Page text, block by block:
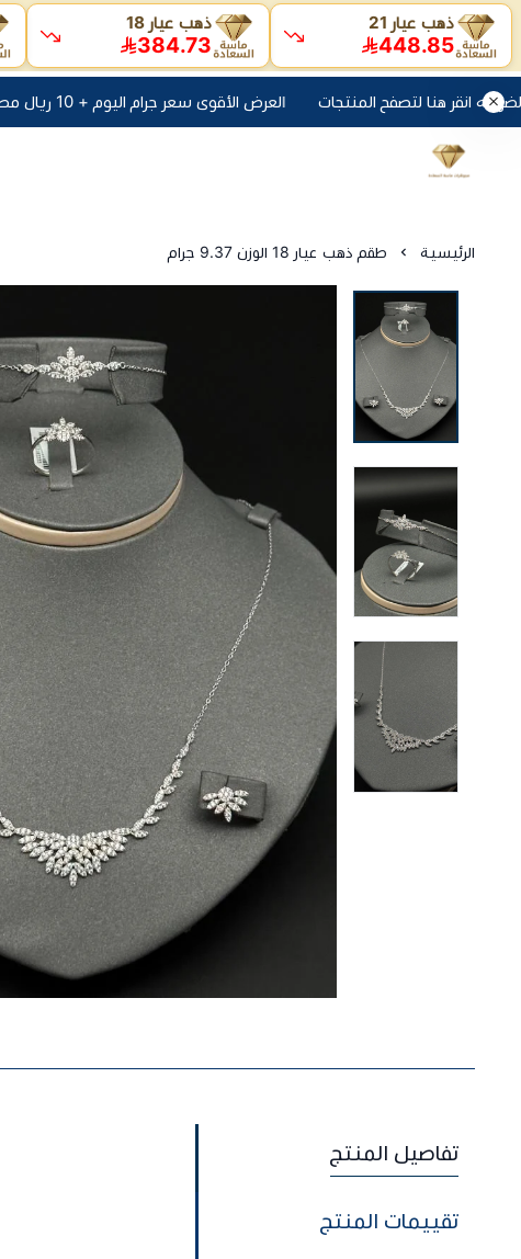
العرض الأقوى سعر جرام اليوم + 10 ريال مصنعية + الضريبه انقر هنا لتصفح المنتجات
الرئيسية طقم ذهب عيار 18 الوزن 9.37 جرام
تفاصيل المنتج
تقييمات المنتج
ذهب عيار 21
448.85
ذهب عيار 18
384.73